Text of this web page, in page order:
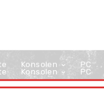
Konsolen PC
Konsolen PC